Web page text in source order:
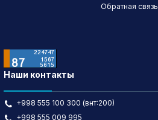
Обратная связь
Наши контакты
+998 555 100 300 (внт:200)
+998 555 009 995